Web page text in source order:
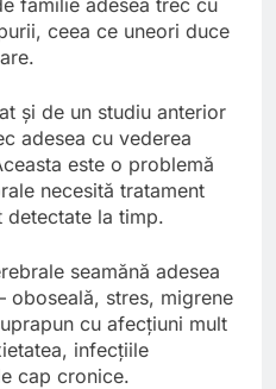
ceea ce uneori duce
și de un studiu anterior
adesea cu vederea
este o problemă
necesită tratament
detectate la timp.
seamănă adesea
oboseală, stres, migrene
cu afecțiuni mult
infecțiile
cap cronice.